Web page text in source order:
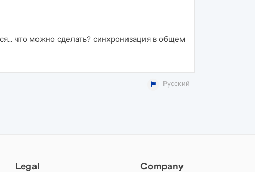
что можно сделать? синхронизация в общем
Русский
Legal Company